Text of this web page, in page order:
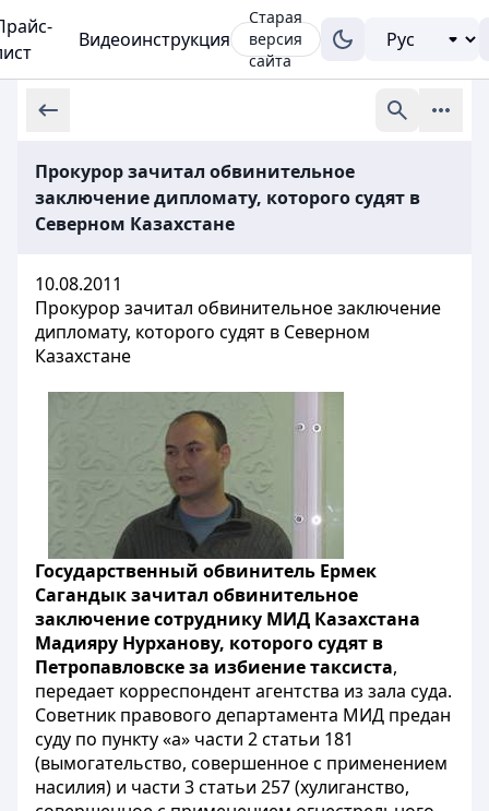
Видеоинструкция
Старая
версия
сайта
Прокурор зачитал обвинительное
заключение дипломату, которого судят в
Северном Казахстане
10.08.2011
Прокурор зачитал обвинительное заключение
дипломату, которого судят в Северном
Казахстане
Государственный обвинитель Ермек
Сагандык зачитал обвинительное
заключение сотруднику МИД Казахстана
Мадияру Нурханову, которого судят в
Петропавловске за избиение таксиста,
передает корреспондент агентства из зала суда.
Советник правового департамента МИД предан
суду по пункту «а» части 2 статьи 181
(вымогательство, совершенное с применением
насилия) и части 3 статьи 257 (хулиганство,